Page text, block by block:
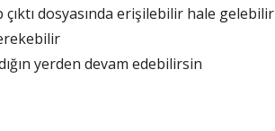
dosyasında erişilebilir hale gelebilir
yerden devam edebilirsin